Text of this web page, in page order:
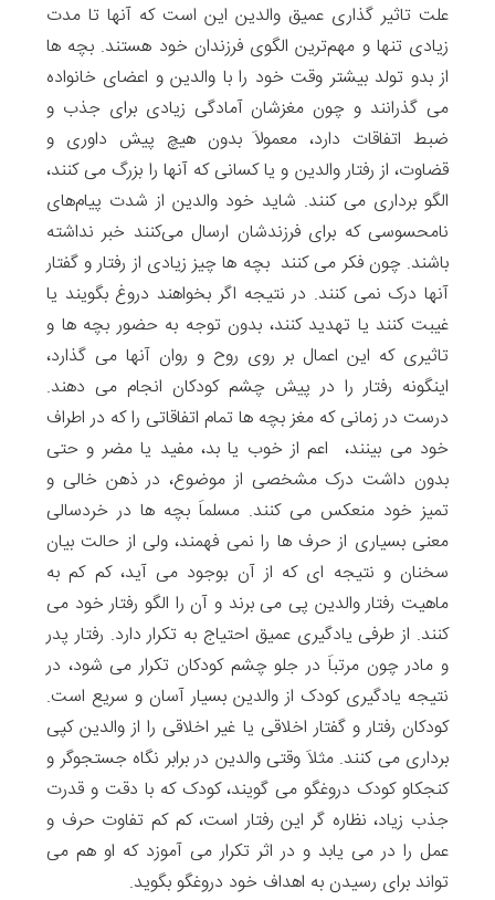
علت تاثیر گذاری عمیق والدین این است که آنها تا مدت
زیادی تنها و مهم‌ترین الگوی فرزندان خود هستند. بچه ها
از بدو تولد بیشتر وقت خود را با والدین و اعضای خانواده
می گذرانند و چون مغزشان آمادگی زیادی برای جذب و
ضبط اتفاقات دارد، معمولاَ بدون هیچ پیش داوری و
قضاوت، از رفتار والدین و یا کسانی که آنها را بزرگ می کنند،
الگو برداری می کنند. شاید خود والدین از شدت پیام‌های
نامحسوسی که برای فرزندشان ارسال می‌کنند خبر نداشته
باشند. چون فکر می کنند بچه ها چیز زیادی از رفتار و گفتار
آنها درک نمی کنند. در نتیجه اگر بخواهند دروغ بگویند یا
غیبت کنند یا تهدید کنند، بدون توجه به حضور بچه ها و
تاثیری که این اعمال بر روی روح و روان آنها می گذارد،
اینگونه رفتار را در پیش چشم کودکان انجام می دهند.
درست در زمانی که مغز بچه ها تمام اتفاقاتی را که در اطراف
خود می بینند، اعم از خوب یا بد، مفید یا مضر و حتی
بدون داشت درک مشخصی از موضوع، در ذهن خالی و
تمیز خود منعکس می کنند. مسلماَ بچه ها در خردسالی
معنی بسیاری از حرف ها را نمی فهمند، ولی از حالت بیان
سخنان و نتیجه ای که از آن بوجود می آید، کم کم به
ماهیت رفتار والدین پی می برند و آن را الگو رفتار خود می
کنند. از طرفی یادگیری عمیق احتیاج به تکرار دارد. رفتار پدر
و مادر چون مرتباَ در جلو چشم کودکان تکرار می شود، در
نتیجه یادگیری کودک از والدین بسیار آسان و سریع است.
کودکان رفتار و گفتار اخلاقی یا غیر اخلاقی را از والدین کپی
برداری می کنند. مثلاَ وقتی والدین در برابر نگاه جستجوگر و
کنجکاو کودک دروغگو می گویند، کودک که با دقت و قدرت
جذب زیاد، نظاره گر این رفتار است، کم کم تفاوت حرف و
عمل را در می یابد و در اثر تکرار می آموزد که او هم می
تواند برای رسیدن به اهداف خود دروغگو بگوید.